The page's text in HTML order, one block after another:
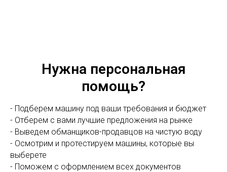
Нужна персональная
помощь?
- Подберем машину под ваши требования и бюджет
- Отберем с вами лучшие предложения на рынке
- Выведем обманщиков-продавцов на чистую воду
- Осмотрим и протестируем машины, которые вы
выберете
- Поможем с оформлением всех документов